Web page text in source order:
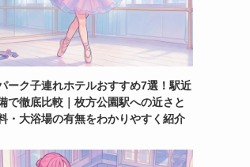
ーク子連れホテルおすすめ7選！駅近
で徹底比較｜枚方公園駅への近さと
・大浴場の有無をわかりやすく紹介